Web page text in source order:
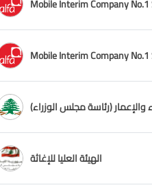
(رئاسة مجلس الوزراء)
الهيئة العليا للإغاثة